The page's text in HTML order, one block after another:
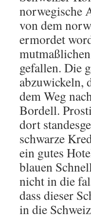
norwegische
von dem
ermordet
gefallen. Die
abzuwickeln,
dem Weg
Bordell.
dort
schwarze
ein gutes
blauen
nicht in die
dass dieser
in die